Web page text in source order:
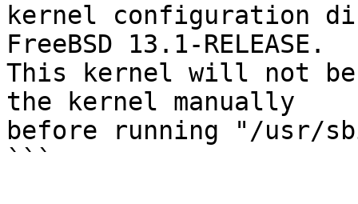
kernel configuration
FreeBSD 13.1-RELEASE.
This kernel will not be
the kernel manually
before running "/usr/
```